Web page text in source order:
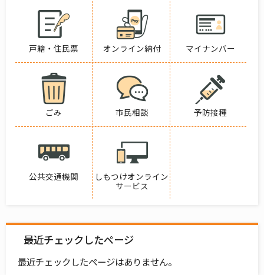
戸籍・住民票 オンライン納付 マイナンバー
ごみ 市民相談 予防接種
公共交通機関
しもつけオンライン
サービス
最近チェックしたページ
最近チェックしたページはありません。